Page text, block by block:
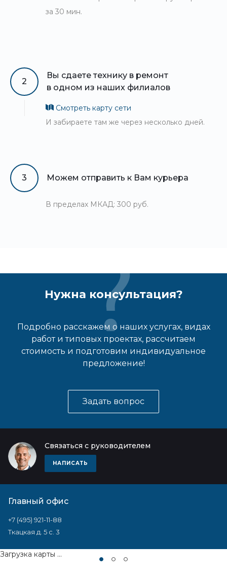
за 30 мин.
2
Вы сдаете технику в ремонт
в одном из наших филиалов
Смотреть карту сети
И забираете там же через несколько дней.
3 Можем отправить к Вам курьера
В пределах МКАД: 300 руб.
Нужна консультация?
Подробно расскажем о наших услугах, видах
работ и типовых проектах, рассчитаем
стоимость и подготовим индивидуальное
предложение!
Задать вопрос
Связаться с руководителем
НАПИСАТЬ
Главный офис
+7 (495) 921-11-88
Ткацкая д. 5 с. 3
Загрузка карты ...